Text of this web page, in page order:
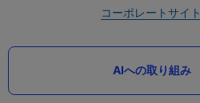
コーポレートサイト
AIへの取り組み